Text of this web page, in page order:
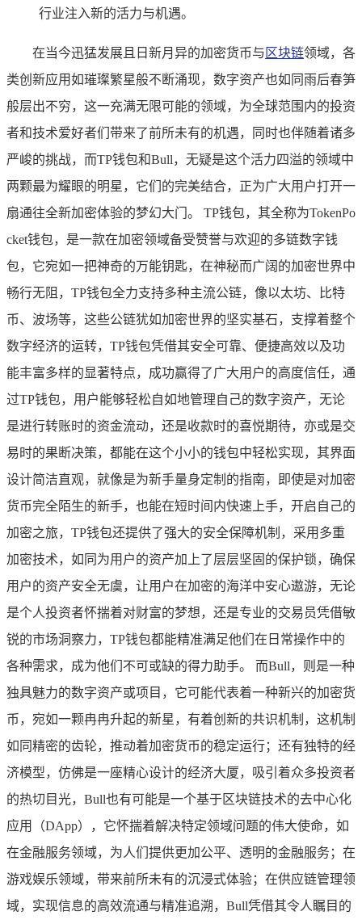
行业注入新的活力与机遇。
在当今迅猛发展且日新月异的加密货币与 区块链领域，各
类创新应用如璀璨繁星般不断涌现，数字资产也如同雨后春笋
般层出不穷，这一充满无限可能的领域，为全球范围内的投资
者和技术爱好者们带来了前所未有的机遇，同时也伴随着诸多
严峻的挑战，而TP钱包和Bull，无疑是这个活力四溢的领域中
两颗最为耀眼的明星，它们的完美结合，正为广大用户打开一
扇通往全新加密体验的梦幻大门。 TP钱包，其全称为TokenPo
cket钱包，是一款在加密领域备受赞誉与欢迎的多链数字钱
包，它宛如一把神奇的万能钥匙，在神秘而广阔的加密世界中
畅行无阻，TP钱包全力支持多种主流公链，像以太坊、比特
币、波场等，这些公链犹如加密世界的坚实基石，支撑着整个
数字经济的运转，TP钱包凭借其安全可靠、便捷高效以及功
能丰富多样的显著特点，成功赢得了广大用户的高度信任，通
过TP钱包，用户能够轻松自如地管理自己的数字资产，无论
是进行转账时的资金流动，还是收款时的喜悦期待，亦或是交
易时的果断决策，都能在这个小小的钱包中轻松实现，其界面
设计简洁直观，就像是为新手量身定制的指南，即使是对加密
货币完全陌生的新手，也能在短时间内快速上手，开启自己的
加密之旅，TP钱包还提供了强大的安全保障机制，采用多重
加密技术，如同为用户的资产加上了层层坚固的保护锁，确保
用户的资产安全无虞，让用户在加密的海洋中安心遨游，无论
是个人投资者怀揣着对财富的梦想，还是专业的交易员凭借敏
锐的市场洞察力，TP钱包都能精准满足他们在日常操作中的
各种需求，成为他们不可或缺的得力助手。 而Bull，则是一种
独具魅力的数字资产或项目，它可能代表着一种新兴的加密货
币，宛如一颗冉冉升起的新星，有着创新的共识机制，这机制
如同精密的齿轮，推动着加密货币的稳定运行；还有独特的经
济模型，仿佛是一座精心设计的经济大厦，吸引着众多投资者
的热切目光，Bull也有可能是一个基于区块链技术的去中心化
应用（DApp），它怀揣着解决特定领域问题的伟大使命，如
在金融服务领域，为人们提供更加公平、透明的金融服务；在
游戏娱乐领域，带来前所未有的沉浸式体验；在供应链管理领
域，实现信息的高效流通与精准追溯，Bull凭借其令人瞩目的